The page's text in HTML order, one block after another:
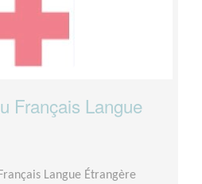
Français Langue
Langue Étrangère